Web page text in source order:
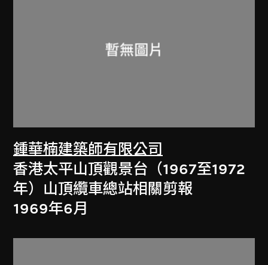
鍾華楠建築師有限公司
香港太平山頂觀景台（1967至1972
年）山頂纜車總站相關剪報
1969年6月